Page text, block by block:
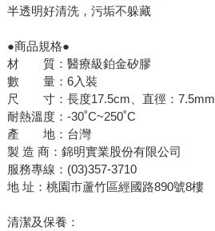
半透明好清洗，污垢不躲藏
●商品規格●
材 質：醫療級鉑金矽膠
數 量：6入裝
尺 寸：長度17.5cm、直徑：7.5mm
耐熱溫度：-30˚C~250˚C
產 地：台灣
製 造 商：錦明實業股份有限公司
服務專線：(03)357-3710
地 址：桃園市蘆竹區經國路890號8樓
清潔及保養：